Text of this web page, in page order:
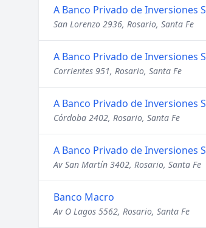
A Banco Privado de Inversiones S
San Lorenzo 2936, Rosario, Santa Fe
A Banco Privado de Inversiones S
Corrientes 951, Rosario, Santa Fe
A Banco Privado de Inversiones S
Córdoba 2402, Rosario, Santa Fe
A Banco Privado de Inversiones S
Av San Martín 3402, Rosario, Santa Fe
Banco Macro
Av O Lagos 5562, Rosario, Santa Fe